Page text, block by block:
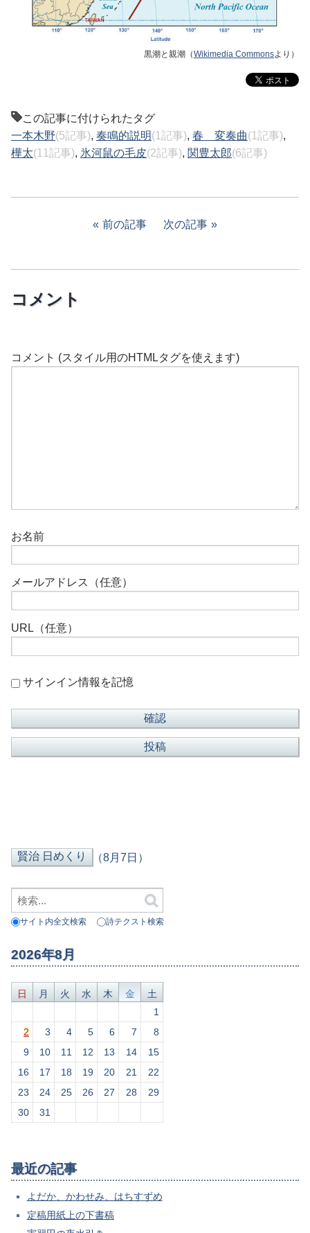
黒潮と親潮（Wikimedia Commonsより）
この記事に付けられたタグ
一本木野(5記事), 奏鳴的説明(1記事), 春 変奏曲(1記事),
樺太(11記事), 氷河鼠の毛皮(2記事), 関豊太郎(6記事)
前の記事 次の記事
コメント
コメント (スタイル用のHTMLタグを使えます)
お名前
メールアドレス（任意）
URL（任意）
サインイン情報を記憶
（8月7日）
サイト内全文検索 詩テクスト検索
2026年8月
日 月 火 水 木 金
土
1
2
3 4 5 6 7
8
9
10 11 12 13 14
15
16
17 18 19 20 21
22
23
24 25 26 27 28
29
30
31
最近の記事
よだか、かわせみ、はちすずめ
定稿用紙上の下書稿